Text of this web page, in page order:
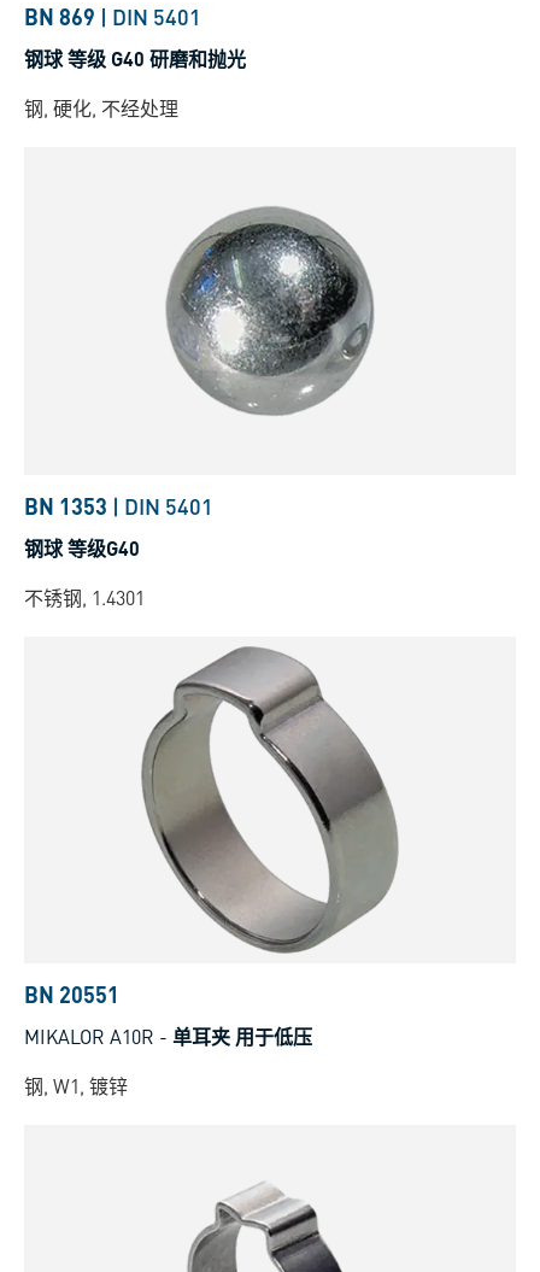
BN 869 | DIN 5401
钢球 等级 G40 研磨和抛光
钢, 硬化, 不经处理
BN 1353 | DIN 5401
钢球 等级G40
不锈钢, 1.4301
BN 20551
MIKALOR A10R - 单耳夹 用于低压
钢, W1, 镀锌